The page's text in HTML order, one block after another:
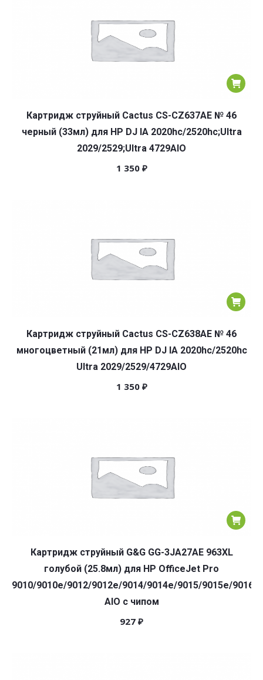
Картридж струйный Cactus CS-CZ637AE № 46
черный (33мл) для HP DJ IA 2020hc/2520hc;Ultra
2029/2529;Ultra 4729AIO
1 350 ₽
Картридж струйный Cactus CS-CZ638AE № 46
многоцветный (21мл) для HP DJ IA 2020hc/2520hc
Ultra 2029/2529/4729AIO
1 350 ₽
Картридж струйный G&G GG-3JA27AE 963XL
голубой (25.8мл) для HP OfficeJet Pro
9010/9010e/9012/9012e/9014/9014e/9015/9015e/
AIO с чипом
927 ₽